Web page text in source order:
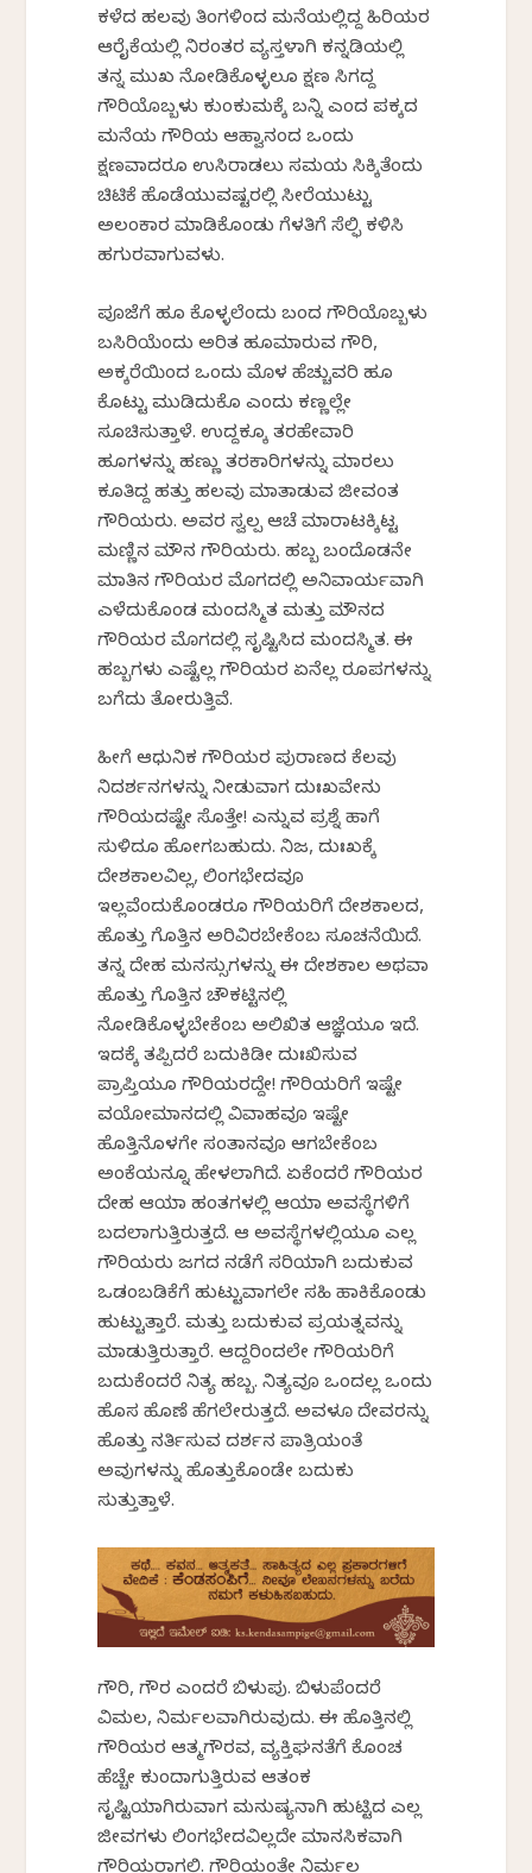
ಕಳೆದ ಹಲವು ತಿಂಗಳಿಂದ ಮನೆಯಲ್ಲಿದ್ದ ಹಿರಿಯರ
ಆರೈಕೆಯಲ್ಲಿ ನಿರಂತರ ವ್ಯಸ್ತಳಾಗಿ ಕನ್ನಡಿಯಲ್ಲಿ
ತನ್ನ ಮುಖ ನೋಡಿಕೊಳ್ಳಲೂ ಕ್ಷಣ ಸಿಗದಿದ್ದ
ಗೌರಿಯೊಬ್ಬಳು ಕುಂಕುಮಕ್ಕೆ ಬನ್ನಿ ಎಂದ ಪಕ್ಕದ
ಮನೆಯ ಗೌರಿಯ ಆಹ್ವಾನದಿಂದ ಒಂದು
ಕ್ಷಣವಾದರೂ ಉಸಿರಾಡಲು ಸಮಯ ಸಿಕ್ಕಿತೆಂದು
ಚಿಟಿಕೆ ಹೊಡೆಯುವಷ್ಟರಲ್ಲಿ ಸೀರೆಯುಟ್ಟು
ಅಲಂಕಾರ ಮಾಡಿಕೊಂಡು ಗೆಳತಿಗೆ ಸೆಲ್ಫಿ ಕಳಿಸಿ
ಹಗುರವಾಗುವಳು.
ಪೂಜೆಗೆ ಹೂ ಕೊಳ್ಳಲೆಂದು ಬಂದ ಗೌರಿಯೊಬ್ಬಳು
ಬಸಿರಿಯೆಂದು ಅರಿತ ಹೂಮಾರುವ ಗೌರಿ,
ಅಕ್ಕರೆಯಿಂದ ಒಂದು ಮೊಳ ಹೆಚ್ಚುವರಿ ಹೂ
ಕೊಟ್ಟು ಮುಡಿದುಕೊ ಎಂದು ಕಣ್ಣಲ್ಲೇ
ಸೂಚಿಸುತ್ತಾಳೆ. ಉದ್ದಕ್ಕೂ ತರಹೇವಾರಿ
ಹೂಗಳನ್ನು ಹಣ್ಣು ತರಕಾರಿಗಳನ್ನು ಮಾರಲು
ಕೂತಿದ್ದ ಹತ್ತು ಹಲವು ಮಾತಾಡುವ ಜೀವಂತ
ಗೌರಿಯರು. ಅವರ ಸ್ವಲ್ಪ ಆಚೆ ಮಾರಾಟಕ್ಕಿಟ್ಟ
ಮಣ್ಣಿನ ಮೌನ ಗೌರಿಯರು. ಹಬ್ಬ ಬಂದೊಡನೇ
ಮಾತಿನ ಗೌರಿಯರ ಮೊಗದಲ್ಲಿ ಅನಿವಾರ್ಯವಾಗಿ
ಎಳೆದುಕೊಂಡ ಮಂದಸ್ಮಿತ ಮತ್ತು ಮೌನದ
ಗೌರಿಯರ ಮೊಗದಲ್ಲಿ ಸೃಷ್ಟಿಸಿದ ಮಂದಸ್ಮಿತ. ಈ
ಹಬ್ಬಗಳು ಎಷ್ಟೆಲ್ಲ ಗೌರಿಯರ ಏನೆಲ್ಲ ರೂಪಗಳನ್ನು
ಬಗೆದು ತೋರುತ್ತಿವೆ.
ಹೀಗೆ ಆಧುನಿಕ ಗೌರಿಯರ ಪುರಾಣದ ಕೆಲವು
ನಿದರ್ಶನಗಳನ್ನು ನೀಡುವಾಗ ದುಃಖವೇನು
ಗೌರಿಯದಷ್ಟೇ ಸೊತ್ತೇ! ಎನ್ನುವ ಪ್ರಶ್ನೆ ಹಾಗೆ
ಸುಳಿದೂ ಹೋಗಬಹುದು. ನಿಜ, ದುಃಖಕ್ಕೆ
ದೇಶಕಾಲವಿಲ್ಲ, ಲಿಂಗಭೇದವೂ
ಇಲ್ಲವೆಂದುಕೊಂಡರೂ ಗೌರಿಯರಿಗೆ ದೇಶಕಾಲದ,
ಹೊತ್ತು ಗೊತ್ತಿನ ಅರಿವಿರಬೇಕೆಂಬ ಸೂಚನೆಯಿದೆ.
ತನ್ನ ದೇಹ ಮನಸ್ಸುಗಳನ್ನು ಈ ದೇಶಕಾಲ ಅಥವಾ
ಹೊತ್ತು ಗೊತ್ತಿನ ಚೌಕಟ್ಟಿನಲ್ಲಿ
ನೋಡಿಕೊಳ್ಳಬೇಕೆಂಬ ಅಲಿಖಿತ ಆಜ್ಞೆಯೂ ಇದೆ.
ಇದಕ್ಕೆ ತಪ್ಪಿದರೆ ಬದುಕಿಡೀ ದುಃಖಿಸುವ
ಪ್ರಾಪ್ತಿಯೂ ಗೌರಿಯರದ್ದೇ! ಗೌರಿಯರಿಗೆ ಇಷ್ಟೇ
ವಯೋಮಾನದಲ್ಲಿ ವಿವಾಹವೂ ಇಷ್ಟೇ
ಹೊತ್ತಿನೊಳಗೇ ಸಂತಾನವೂ ಆಗಬೇಕೆಂಬ
ಅಂಕೆಯನ್ನೂ ಹೇಳಲಾಗಿದೆ. ಏಕೆಂದರೆ ಗೌರಿಯರ
ದೇಹ ಆಯಾ ಹಂತಗಳಲ್ಲಿ ಆಯಾ ಅವಸ್ಥೆಗಳಿಗೆ
ಬದಲಾಗುತ್ತಿರುತ್ತದೆ. ಆ ಅವಸ್ಥೆಗಳಲ್ಲಿಯೂ ಎಲ್ಲ
ಗೌರಿಯರು ಜಗದ ನಡೆಗೆ ಸರಿಯಾಗಿ ಬದುಕುವ
ಒಡಂಬಡಿಕೆಗೆ ಹುಟ್ಟುವಾಗಲೇ ಸಹಿ ಹಾಕಿಕೊಂಡು
ಹುಟ್ಟುತ್ತಾರೆ. ಮತ್ತು ಬದುಕುವ ಪ್ರಯತ್ನವನ್ನು
ಮಾಡುತ್ತಿರುತ್ತಾರೆ. ಆದ್ದರಿಂದಲೇ ಗೌರಿಯರಿಗೆ
ಬದುಕೆಂದರೆ ನಿತ್ಯ ಹಬ್ಬ. ನಿತ್ಯವೂ ಒಂದಲ್ಲ ಒಂದು
ಹೊಸ ಹೊಣೆ ಹೆಗಲೇರುತ್ತದೆ. ಅವಳೂ ದೇವರನ್ನು
ಹೊತ್ತು ನರ್ತಿಸುವ ದರ್ಶನ ಪಾತ್ರಿಯಂತೆ
ಅವುಗಳನ್ನು ಹೊತ್ತುಕೊಂಡೇ ಬದುಕು
ಸುತ್ತುತ್ತಾಳೆ.
ಗೌರಿ, ಗೌರ ಎಂದರೆ ಬಿಳುಪು. ಬಿಳುಪೆಂದರೆ
ವಿಮಲ, ನಿರ್ಮಲವಾಗಿರುವುದು. ಈ ಹೊತ್ತಿನಲ್ಲಿ
ಗೌರಿಯರ ಆತ್ಮಗೌರವ, ವ್ಯಕ್ತಿಘನತೆಗೆ ಕೊಂಚ
ಹೆಚ್ಚೇ ಕುಂದಾಗುತ್ತಿರುವ ಆತಂಕ
ಸೃಷ್ಟಿಯಾಗಿರುವಾಗ ಮನುಷ್ಯನಾಗಿ ಹುಟ್ಟಿದ ಎಲ್ಲ
ಜೀವಗಳು ಲಿಂಗಭೇದವಿಲ್ಲದೇ ಮಾನಸಿಕವಾಗಿ